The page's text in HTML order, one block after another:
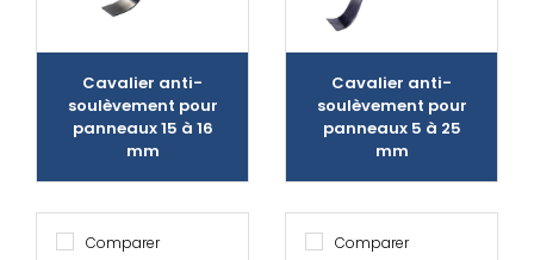
Cavalier anti-
soulèvement pour
panneaux 15 à 16
mm
Cavalier anti-
soulèvement pour
panneaux 5 à 25
mm
Comparer Comparer